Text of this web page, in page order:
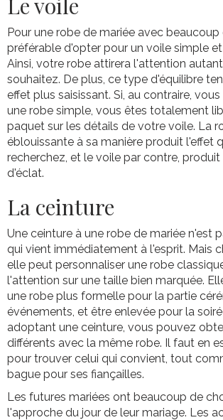
Pour une robe de mariée avec beaucoup
préférable d'opter pour un voile simple
Ainsi, votre robe attirera l'attention
souhaitez. De plus, ce type d'équilibre
effet plus saisissant. Si, au contraire,
une robe simple, vous êtes totalement
paquet sur les détails de votre voile. La
éblouissante à sa manière produit l'effet
recherchez, et le voile par contre,
d'éclat.
La ceinture
Une ceinture à une robe de mariée n'est
qui vient immédiatement à l'esprit. Mais
elle peut personnaliser une robe
l'attention sur une taille bien marquée.
une robe plus formelle pour la partie
événements, et être enlevée pour la
adoptant une ceinture, vous pouvez
différents avec la même robe. Il faut en
pour trouver celui qui convient, tout
bague pour ses fiançailles.
Les futures mariées ont beaucoup de
l'approche du jour de leur mariage. Les